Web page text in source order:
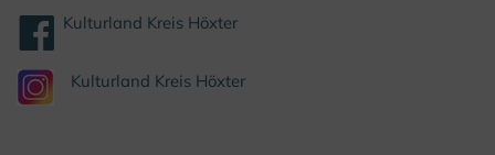
Kulturland Kreis Höxter
Kulturland Kreis Höxter